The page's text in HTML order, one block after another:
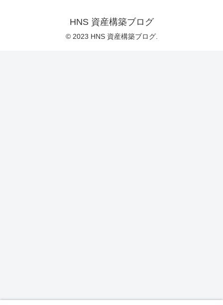
HNS 資産構築ブログ
© 2023 HNS 資産構築ブログ.